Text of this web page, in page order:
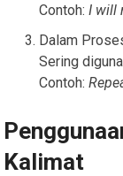
Contoh:I will
Dalam
Sering
Contoh:
Kalimat